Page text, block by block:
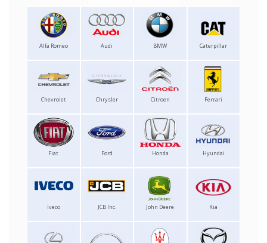
Alfa Romeo Audi BMW Caterpillar
Chevrolet Chrysler Citroen Ferrari
Fiat Ford Honda Hyundai
Iveco JCB Inc. John Deere Kia